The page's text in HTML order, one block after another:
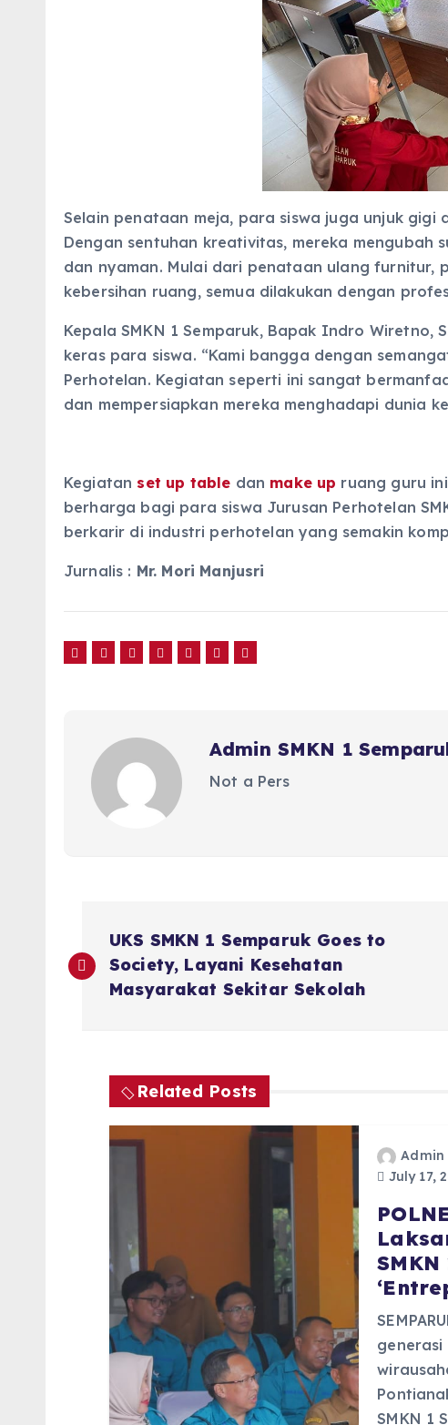
Selain penataan meja, para siswa juga unjuk gigi
Dengan sentuhan kreativitas, mereka mengubah
dan nyaman. Mulai dari penataan ulang furnitur,
kebersihan ruang, semua dilakukan dengan
Kepala SMKN 1 Semparuk, Bapak Indro Wiretno,
keras para siswa. “Kami bangga dengan
Perhotelan. Kegiatan seperti ini sangat
dan mempersiapkan mereka menghadapi dunia
Kegiatan set up table dan make up ruang guru
berharga bagi para siswa Jurusan Perhotelan
berkarir di industri perhotelan yang semakin
Jurnalis : Mr. Mori Manjusri
Admin SMKN 1
Not a Pers
o
UKS SMKN 1 Semparuk Goes to
Society, Layani Kesehatan
Masyarakat Sekitar Sekolah
Related Posts
Admin
July 17,
SMKN 1